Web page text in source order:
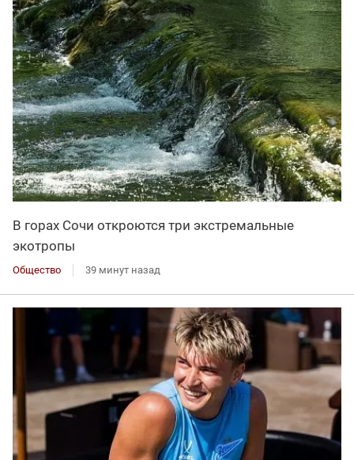
В горах Сочи откроются три экстремальные
экотропы
Общество 39 минут назад